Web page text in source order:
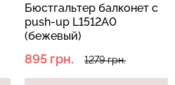
Бюстгальтер балконет с
push-up L1512A0
(бежевый)
895 грн. 1279 грн.
Бесшовная бразилиана с
легкой коррекцией
BRASILIAN SHAPEWEAR
black (черный) Giulia